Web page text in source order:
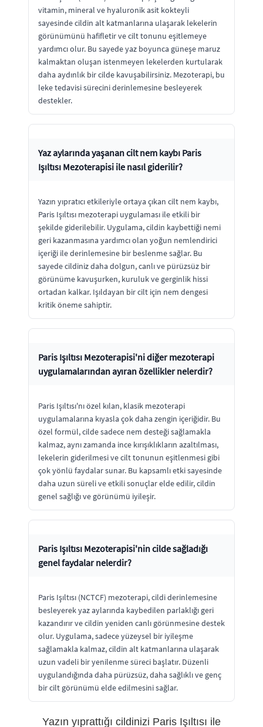
vitamin, mineral ve hyaluronik asit kokteyli
sayesinde cildin alt katmanlarına ulaşarak lekelerin
görünümünü hafifletir ve cilt tonunu eşitlemeye
yardımcı olur. Bu sayede yaz boyunca güneşe maruz
kalmaktan oluşan istenmeyen lekelerden kurtularak
daha aydınlık bir cilde kavuşabilirsiniz. Mezoterapi, bu
leke tedavisi sürecini derinlemesine besleyerek
destekler.
Yaz aylarında yaşanan cilt nem kaybı Paris
Işıltısı Mezoterapisi ile nasıl giderilir?
Yazın yıpratıcı etkileriyle ortaya çıkan cilt nem kaybı,
Paris Işıltısı mezoterapi uygulaması ile etkili bir
şekilde giderilebilir. Uygulama, cildin kaybettiği nemi
geri kazanmasına yardımcı olan yoğun nemlendirici
içeriği ile derinlemesine bir beslenme sağlar. Bu
sayede cildiniz daha dolgun, canlı ve pürüzsüz bir
görünüme kavuşurken, kuruluk ve gerginlik hissi
ortadan kalkar. Işıldayan bir cilt için nem dengesi
kritik öneme sahiptir.
Paris Işıltısı Mezoterapisi'ni diğer mezoterapi
uygulamalarından ayıran özellikler nelerdir?
Paris Işıltısı'nı özel kılan, klasik mezoterapi
uygulamalarına kıyasla çok daha zengin içeriğidir. Bu
özel formül, cilde sadece nem desteği sağlamakla
kalmaz, aynı zamanda ince kırışıklıkların azaltılması,
lekelerin giderilmesi ve cilt tonunun eşitlenmesi gibi
çok yönlü faydalar sunar. Bu kapsamlı etki sayesinde
daha uzun süreli ve etkili sonuçlar elde edilir, cildin
genel sağlığı ve görünümü iyileşir.
Paris Işıltısı Mezoterapisi'nin cilde sağladığı
genel faydalar nelerdir?
Paris Işıltısı (NCTCF) mezoterapi, cildi derinlemesine
besleyerek yaz aylarında kaybedilen parlaklığı geri
kazandırır ve cildin yeniden canlı görünmesine destek
olur. Uygulama, sadece yüzeysel bir iyileşme
sağlamakla kalmaz, cildin alt katmanlarına ulaşarak
uzun vadeli bir yenilenme süreci başlatır. Düzenli
uygulandığında daha pürüzsüz, daha sağlıklı ve genç
bir cilt görünümü elde edilmesini sağlar.
Yazın yıprattığı cildinizi Paris Işıltısı ile